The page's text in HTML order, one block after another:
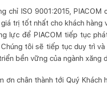
chỉ ISO 9001:2015,
trị tốt nhất cho khách hàng
lực để PIACOM tiếp tục
Chúng tôi sẽ tiếp tục duy trì
bền vững của ngành xăng
ơn chân thành tới Quý